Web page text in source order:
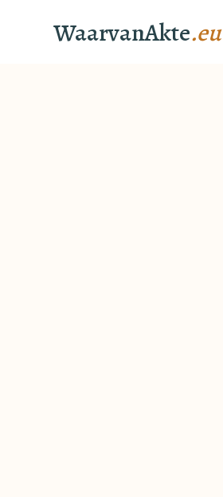
WaarvanAkte.eu